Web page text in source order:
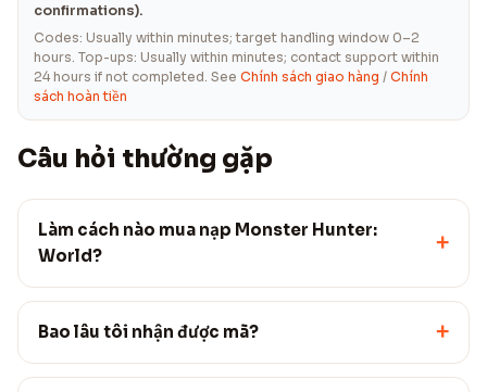
confirmations).
Codes: Usually within minutes; target handling window 0–2
hours. Top-ups: Usually within minutes; contact support within
24 hours if not completed. See Chính sách giao hàng / Chính
sách hoàn tiền
Câu hỏi thường gặp
Làm cách nào mua nạp Monster Hunter:
World?
+
Bao lâu tôi nhận được mã? +